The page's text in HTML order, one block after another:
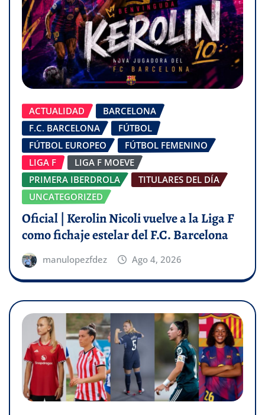
ACTUALIDAD
BARCELONA
F.C. BARCELONA
FÚTBOL
FÚTBOL EUROPEO
FÚTBOL FEMENINO
LIGA F
LIGA F MOEVE
PRIMERA IBERDROLA
TITULARES DEL DÍA
UNCATEGORIZED
Oficial | Kerolin Nicoli vuelve a la Liga F
como fichaje estelar del F.C. Barcelona
manulopezfdez Ago 4, 2026